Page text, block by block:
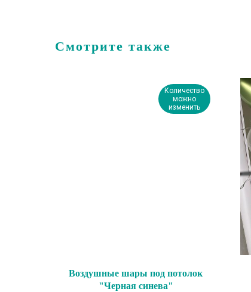
Смотрите также
Количество
можно
изменить
Воздушные шары под потолок
"Черная синева"